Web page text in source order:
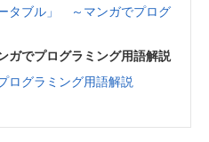
タブル」 ～マンガでプログ
ガでプログラミング用語解説
ログラミング用語解説